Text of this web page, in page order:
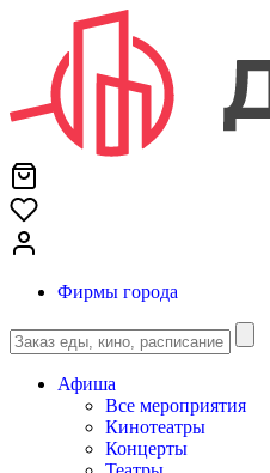
Фирмы города
Афиша
Все мероприятия
Кинотеатры
Концерты